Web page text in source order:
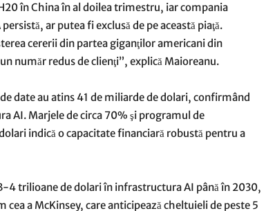
în China în al doilea trimestru, iar compania
ar putea fi exclusă de pe această piaţă.
cererii din partea giganţilor americani din
număr redus de clienţi”, explică Maioreanu.
date au atins 41 de miliarde de dolari, confirmând
AI. Marjele de circa 70% şi programul de
indică o capacitate financiară robustă pentru a
4 trilioane de dolari în infrastructura AI până în 2030,
cea a McKinsey, care anticipează cheltuieli de peste 5